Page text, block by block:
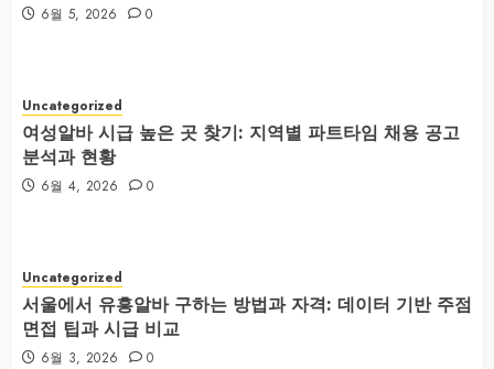
6월 5, 2026 0
Uncategorized
여성알바 시급 높은 곳 찾기: 지역별 파트타임 채용 공고
분석과 현황
6월 4, 2026 0
Uncategorized
서울에서 유흥알바 구하는 방법과 자격: 데이터 기반 주점
면접 팁과 시급 비교
6월 3, 2026 0